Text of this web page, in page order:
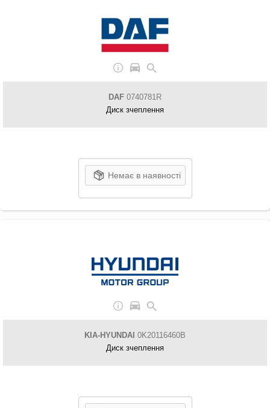
DAF 0740781R
Диск зчеплення
Немає в наявності
KIA-HYUNDAI 0K20116460B
Диск зчеплення